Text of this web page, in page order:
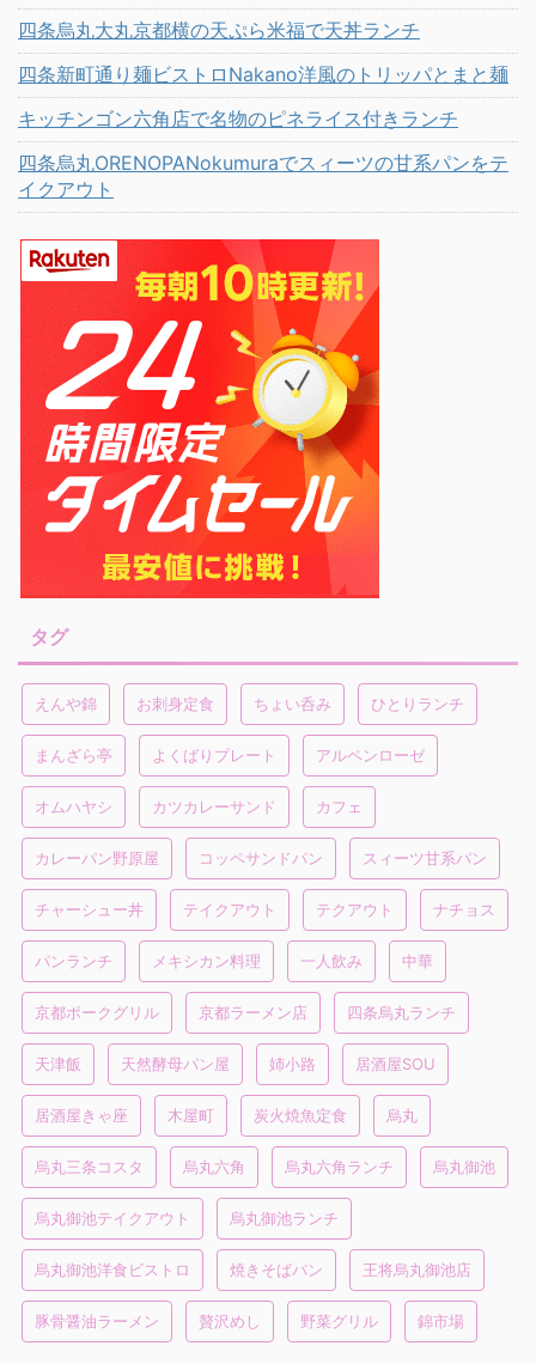
四条烏丸大丸京都横の天ぷら米福で天丼ランチ
四条新町通り麺ビストロNakano洋風のトリッパとまと麺
キッチンゴン六角店で名物のピネライス付きランチ
四条烏丸ORENOPANokumuraでスィーツの甘系パンをテ
イクアウト
タグ
えんや錦 お刺身定食 ちょい呑み ひとりランチ
まんざら亭 よくばりプレート アルペンローゼ
オムハヤシ カツカレーサンド カフェ
カレーパン野原屋 コッペサンドパン スィーツ甘系パン
チャーシュー丼 テイクアウト テクアウト ナチョス
パンランチ メキシカン料理 一人飲み 中華
京都ポークグリル 京都ラーメン店 四条烏丸ランチ
天津飯 天然酵母パン屋 姉小路 居酒屋SOU
居酒屋きゃ座 木屋町 炭火焼魚定食 烏丸
烏丸三条コスタ 烏丸六角 烏丸六角ランチ 烏丸御池
烏丸御池テイクアウト 烏丸御池ランチ
烏丸御池洋食ビストロ 焼きそばパン 王将烏丸御池店
豚骨醤油ラーメン 贅沢めし 野菜グリル 錦市場